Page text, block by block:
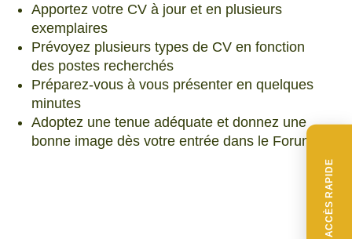
ACCÈS RAPIDE
Apportez votre CV à jour et en plusieurs
exemplaires
Prévoyez plusieurs types de CV en fonction
des postes recherchés
Préparez-vous à vous présenter en quelques
minutes
Adoptez une tenue adéquate et donnez une
bonne image dès votre entrée dans le Forum